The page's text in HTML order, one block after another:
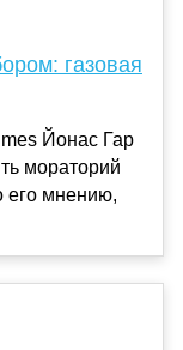
газовая
Йонас Гар
мораторий
его мнению,